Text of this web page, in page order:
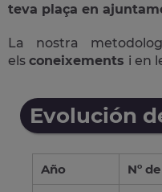
teva plaça en
La nostra
els coneixements i en
Evolución
Año Nº